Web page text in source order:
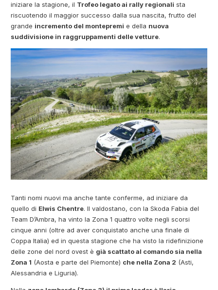
iniziare la stagione, il Trofeo legato ai rally regionali sta
riscuotendo il maggior successo dalla sua nascita, frutto del
grande incremento del montepremi e della nuova
suddivisione in raggruppamenti delle vetture.
Tanti nomi nuovi ma anche tante conferme, ad iniziare da
quello di Elwis Chentre. Il valdostano, con la Skoda Fabia del
Team D’Ambra, ha vinto la Zona 1 quattro volte negli scorsi
cinque anni (oltre ad aver conquistato anche una finale di
Coppa Italia) ed in questa stagione che ha visto la ridefinizione
delle zone del nord ovest è già scattato al comando sia nella
Zona 1 (Aosta e parte del Piemonte) che nella Zona 2 (Asti,
Alessandria e Liguria).